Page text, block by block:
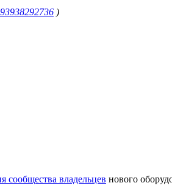
)
сообщества владельцев нового